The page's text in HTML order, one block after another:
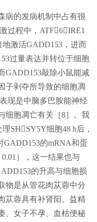
病的发病机制中占有很
过程中，ATF6，IRE1
激活GADD153，进而
过量表达并转位于细胞
GADD153敲除小鼠能减
子剥夺所导致的细胞凋
现是中脑多巴胺能神经
细胞凋亡有关［8］。我
SHSY5Y细胞48 h后，
GADD153的mRNA和蛋
），这一结果也与
的升高与细胞损
物是从管花肉苁蓉中分
苁蓉具有补肾阳、益精
、女子不孕、血枯便秘